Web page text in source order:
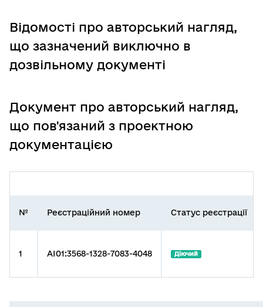
Відомості про авторський нагляд,
що зазначений виключно в
дозвільному документі
Документ про авторський нагляд,
що пов'язаний з проектною
документацією
№ Реєстраційний номер Статус реєстрації
1 AI01:3568-1328-7083-4048 Діючий